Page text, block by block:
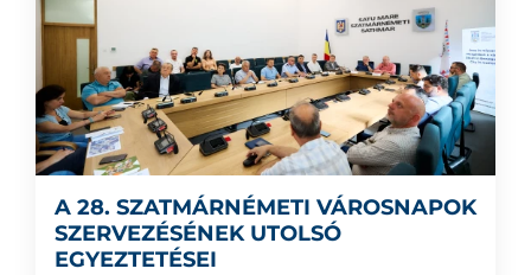
A 28. SZATMÁRNÉMETI VÁROSNAPOK
SZERVEZÉSÉNEK UTOLSÓ
EGYEZTETÉSEI